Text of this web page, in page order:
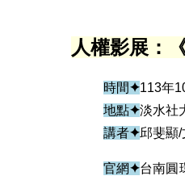
人權影展：
時間✦113年
地點✦淡水社
講者✦邱斐顯
官網✦台南圓